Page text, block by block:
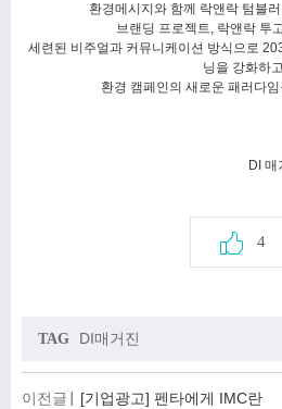
환경메시지와 함께 락앤락 텀블
브랜딩 프로젝트, 락앤락 투
세련된 비주얼과 커뮤니케이션 방식으로
닝을 강화하고
환경 캠페인의 새로운 패러다
DI
4
TAG DI매거진
이전글
[기업광고] 펜타에게 IMC란